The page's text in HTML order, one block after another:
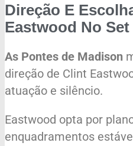
Direção E
Eastwood No Set
As Pontes de Madison
direção de Clint
atuação e silêncio.
Eastwood opta por
enquadramentos